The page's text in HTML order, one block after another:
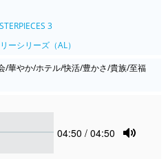
3
ーシリーズ（AL）
/華やか/ホテル/快活/豊かさ/貴族/至福
Current
04:50 / 04:50